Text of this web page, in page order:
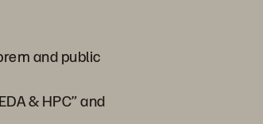
and public
& HPC” and